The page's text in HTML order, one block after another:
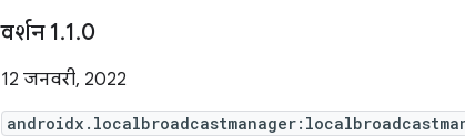
वर्शन 1.1.0
12 जनवरी, 2022